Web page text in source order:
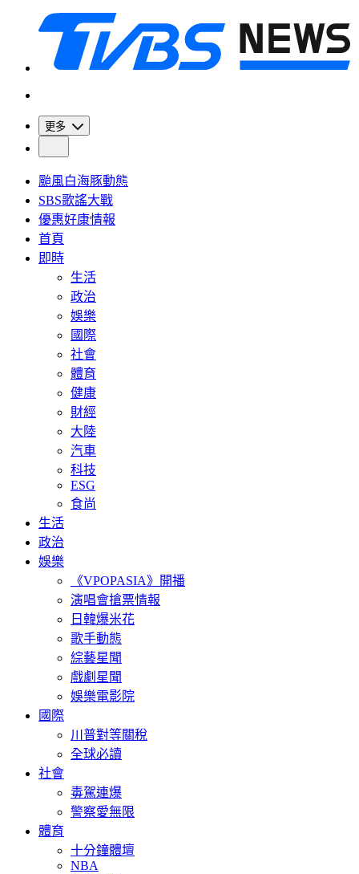
更多
颱風白海豚動態
SBS歌謠大戰
優惠好康情報
首頁
即時
生活
政治
娛樂
國際
社會
體育
健康
財經
大陸
汽車
科技
ESG
食尚
生活
政治
娛樂
《VPOPASIA》開播
演唱會搶票情報
日韓爆米花
歌手動態
綜藝星聞
戲劇星聞
娛樂電影院
國際
川普對等關稅
全球必讀
社會
毒駕連爆
警察愛無限
體育
十分鐘體壇
NBA